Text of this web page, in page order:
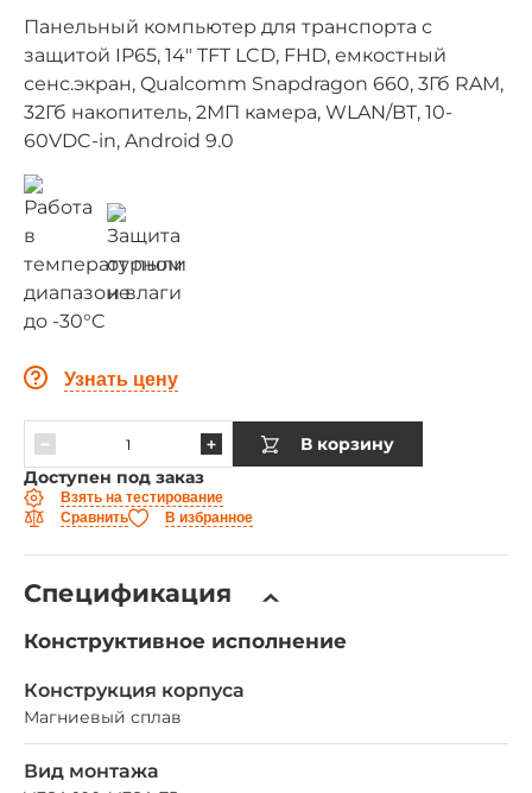
Панельный компьютер для транспорта с
защитой IP65, 14" TFT LCD, FHD, емкостный
сенс.экран, Qualcomm Snapdragon 660, 3Гб RAM,
32Гб накопитель, 2МП камера, WLAN/BT, 10-
60VDC-in, Android 9.0
Узнать цену
В корзину
Доступен под заказ
Взять на тестирование
Сравнить
В избранное
Спецификация
Конструктивное исполнение
Конструкция корпуса
Магниевый сплав
Вид монтажа